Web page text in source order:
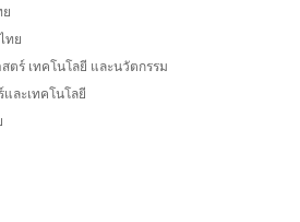
ทย
ตร์ เทคโนโลยี และนวัตกรรม
ละเทคโนโลยี